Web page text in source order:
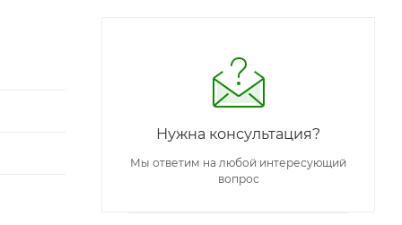
Нужна консультация?
Мы ответим на любой интересующий
вопрос